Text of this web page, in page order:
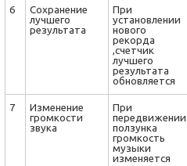
6
Сохранение
лучшего
результата
При
установлении
нового
рекорда
,счетчик
лучшего
результата
обновляется
7
Изменение
громкости
звука
При
передвижении
ползунка
громкость
музыки
изменяется